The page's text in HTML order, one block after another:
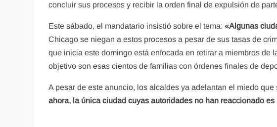
concluir sus procesos y recibir la orden final de expulsión de
Este sábado, el mandatario insistió sobre el tema:«Algunas
Chicago se niegan a estos procesos a pesar de sus tasas de
que inicia este domingo está enfocada en retirar a miembros
objetivo son esas cientos de familias con órdenes finales de
A pesar de este anuncio, los alcaldes ya adelantan el miedo
ahora, la única ciudad cuyas autoridades no han reaccionado